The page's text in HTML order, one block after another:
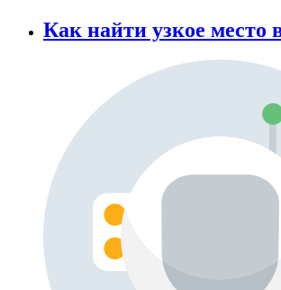
Как найти узкое место